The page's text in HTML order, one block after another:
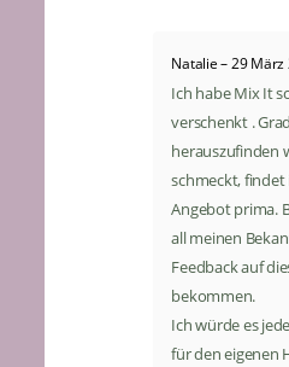
Natalie–29 März
Ich habe Mix It
verschenkt .
herauszufinden
schmeckt, findet
Angebot prima.
all meinen
Feedback auf
bekommen.
Ich würde es
für den eigenen